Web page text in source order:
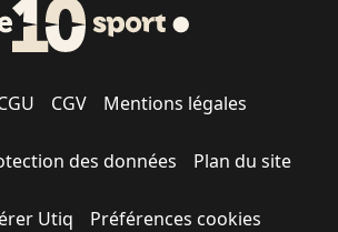
CGV Mentions légales
des données Plan du site
Utiq Préférences cookies